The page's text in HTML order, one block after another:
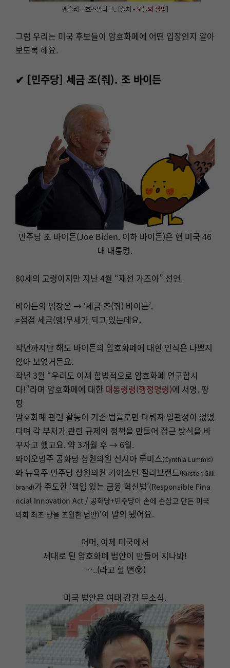
겐슬러…흐즈말라그.. [출처 -오늘의 짤방]
그럼 우리는 미국 후보들이 암호화폐에 어떤 입장인지 알아
보도록 해요.
✔ [민주당] 세금 조(줘). 조 바이든
민주당 조 바이든(Joe Biden. 이하 바이든)은 현 미국 46
대 대통령.
80세의 고령이지만 지난 4월 “재선 가즈아” 선언.
바이든의 입장은 → ‘세금 조(줘) 바이든’.
=점점 세금(앵)무새가 되고 있는데요.
작년까지만 해도 바이든의 암호화폐에 대한 인식은 나쁘지
않아 보였거든요.
작년 3월 “우리도 이제 합법적으로 암호화폐 연구합시
다!”라며 암호화폐에 대한 대통령령(행정명령)에 서명. 땅
땅
암호화폐 관련 활동이 기존 법률로만 다뤄져 일관성이 없었
다며 각 부처가 관련 규제와 정책을 만들어 접근 방식을 바
꾸자고 했고요. 약 3개월 후 → 6월.
와이오밍주 공화당 상원의원 신시아 루미스(Cynthia Lummis)
와 뉴욕주 민주당 상원의원 키어스틴 질리브랜드(Kirsten Gilli
brand)가 주도한 ‘책임 있는 금융 혁신법’(Responsible Fina
ncial Innovation Act / 공화당+민주당이 손에 손잡고 만든 미국
의회 최초 당을 초월한 법안)'이 발의 됐어요.
어머, 이제 미국에서
제대로 된 암호화폐 법안이 만들어 지나봐!
…..(라고 할 뻔😵)
미국 법안은 여태 감감 무소식.